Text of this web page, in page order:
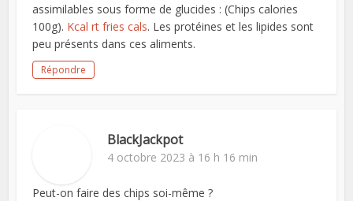
assimilables sous forme de glucides : (Chips calories
100g). Kcal rt fries cals. Les protéines et les lipides sont
peu présents dans ces aliments.
Répondre
BlackJackpot
4 octobre 2023 à 16 h 16 min
Peut-on faire des chips soi-même ?